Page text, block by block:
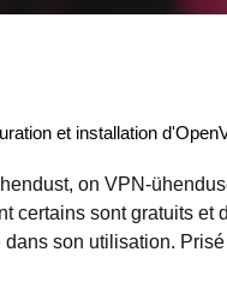
et installation
on VPN-
certains sont gratuits
son utilisation.